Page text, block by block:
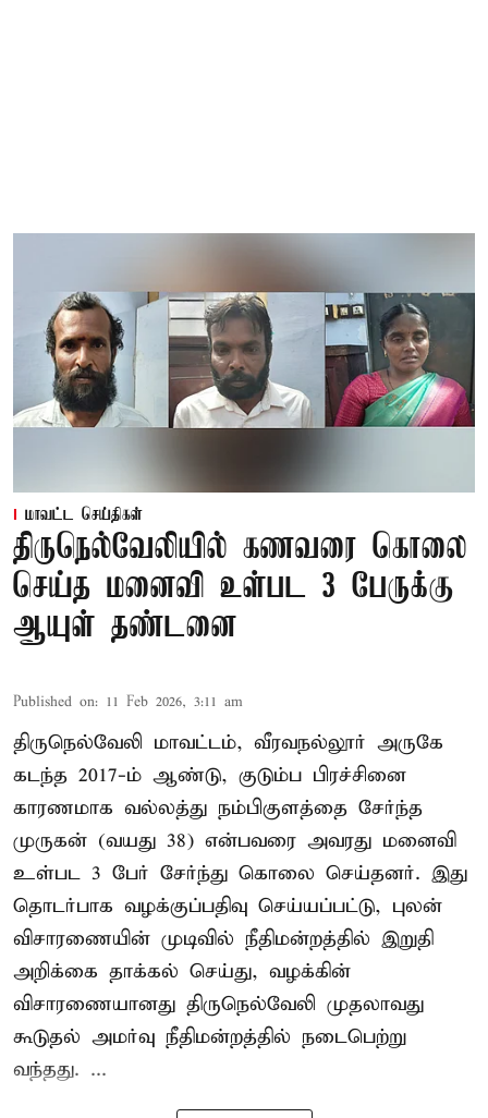
மாவட்ட செய்திகள்
திருநெல்வேலியில் கணவரை கொலை
செய்த மனைவி உள்பட 3 பேருக்கு
ஆயுள் தண்டனை
Published on: 11 Feb 2026, 3:11 am
திருநெல்வேலி மாவட்டம், வீரவநல்லூர் அருகே
கடந்த 2017-ம் ஆண்டு, குடும்ப பிரச்சினை
காரணமாக வல்லத்து நம்பிகுளத்தை சேர்ந்த
முருகன் (வயது 38) என்பவரை அவரது மனைவி
உள்பட 3 பேர் சேர்ந்து கொலை செய்தனர். இது
தொடர்பாக வழக்குப்பதிவு செய்யப்பட்டு, புலன்
விசாரணையின் முடிவில் நீதிமன்றத்தில் இறுதி
அறிக்கை தாக்கல் செய்து, வழக்கின்
விசாரணையானது திருநெல்வேலி முதலாவது
கூடுதல் அமர்வு நீதிமன்றத்தில் நடைபெற்று
வந்தது. ...